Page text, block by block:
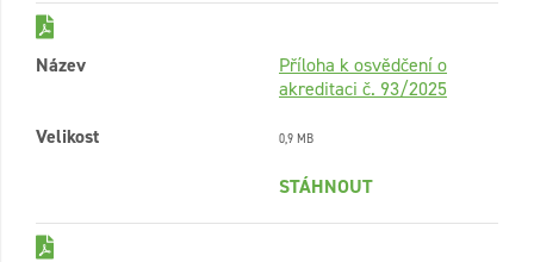
Název
Příloha k osvědčení o
akreditaci č. 93/2025
Velikost
0,9 MB
STÁHNOUT